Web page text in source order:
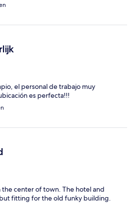
el personal de trabajo muy
es perfecta!!!
center of town. The hotel and
fitting for the old funky building.